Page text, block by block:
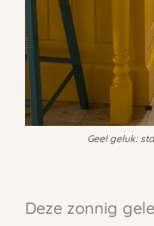
Geel geluk:
Deze zonnig